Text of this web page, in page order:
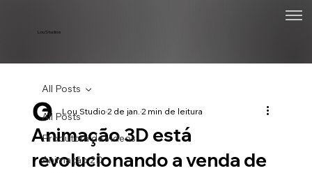
Lou Studios
All Posts
Produtora de vídeos
Animação 2D
All Posts
Animação 3D está
revolucionando a venda de
Lou Studio2 de jan.2 min de leitura